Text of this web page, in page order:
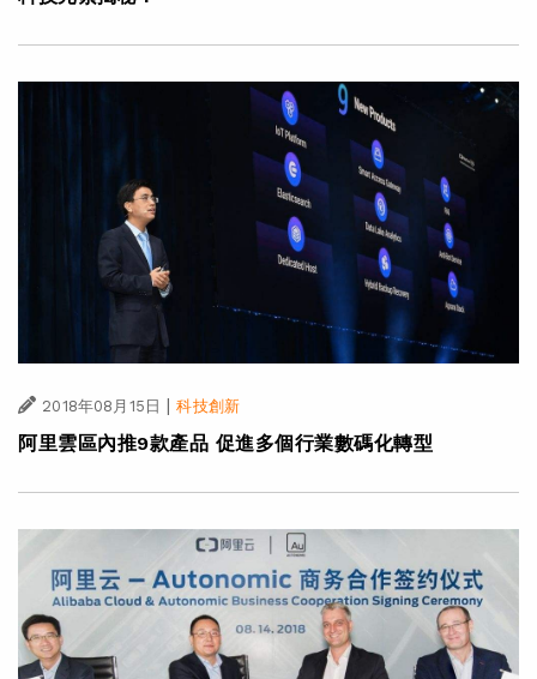
2018年08月15日 | 科技創新
阿里雲區內推9款產品 促進多個行業數碼化轉型